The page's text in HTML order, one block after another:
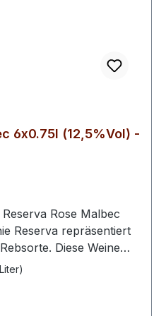
6x0.75l (12,5%Vol) -
Rose Malbec
Reserva repräsentiert
Diese Weine
hohe Ausstrahlung und